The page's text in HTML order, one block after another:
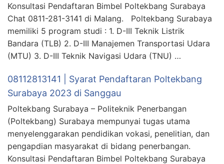
Konsultasi Pendaftaran Bimbel Poltekbang Surabaya
Chat 0811-281-3141 di Malang. Poltekbang Surabaya
memiliki 5 program studi : 1. D-III Teknik Listrik
Bandara (TLB) 2. D-III Manajemen Transportasi Udara
(MTU) 3. D-III Teknik Navigasi Udara (TNU) …
08112813141 | Syarat Pendaftaran Poltekbang
Surabaya 2023 di Sanggau
Poltekbang Surabaya – Politeknik Penerbangan
(Poltekbang) Surabaya mempunyai tugas utama
menyelenggarakan pendidikan vokasi, penelitian, dan
pengapdian masyarakat di bidang penerbangan.
Konsultasi Pendaftaran Bimbel Poltekbang Surabaya